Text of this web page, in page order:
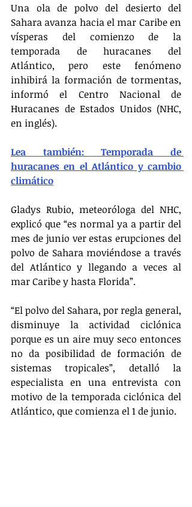
Una ola de polvo del desierto del
Sahara avanza hacia el mar Caribe en
vísperas del comienzo de la
temporada de huracanes del
Atlántico, pero este fenómeno
inhibirá la formación de tormentas,
informó el Centro Nacional de
Huracanes de Estados Unidos (NHC,
en inglés).
Lea también: Temporada de
huracanes en el Atlántico y cambio
climático
Gladys Rubio, meteoróloga del NHC,
explicó que “es normal ya a partir del
mes de junio ver estas erupciones del
polvo de Sahara moviéndose a través
del Atlántico y llegando a veces al
mar Caribe y hasta Florida”.
“El polvo del Sahara, por regla general,
disminuye la actividad ciclónica
porque es un aire muy seco entonces
no da posibilidad de formación de
sistemas tropicales”, detalló la
especialista en una entrevista con
motivo de la temporada ciclónica del
Atlántico, que comienza el 1 de junio.